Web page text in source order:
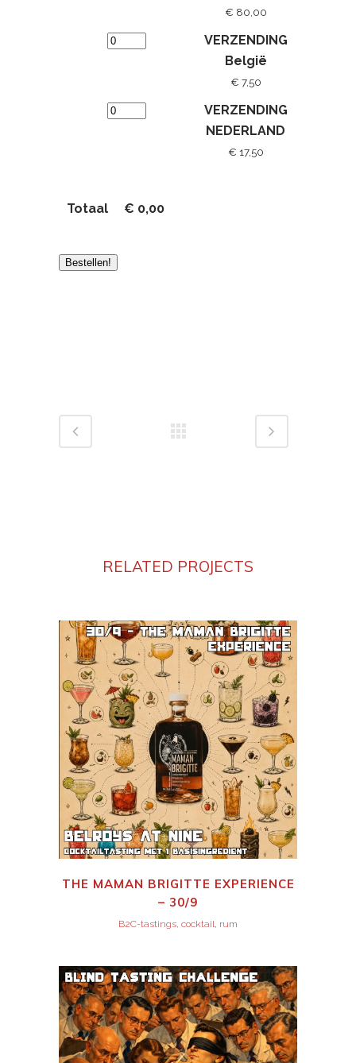
€ 80,00
VERZENDING
België
€ 7,50
VERZENDING
NEDERLAND
€ 17,50
Totaal € 0,00
Bestellen!
RELATED PROJECTS
THE MAMAN BRIGITTE EXPERIENCE
– 30/9
B2C-tastings, cocktail, rum